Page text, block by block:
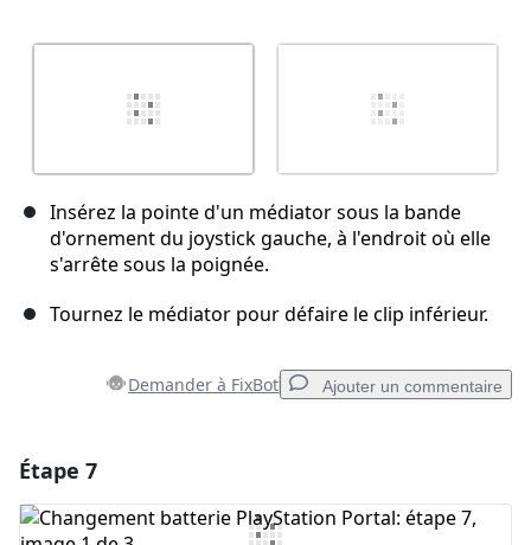
Insérez la pointe d'un médiator sous la bande
d'ornement du joystick gauche, à l'endroit où elle
s'arrête sous la poignée.
Tournez le médiator pour défaire le clip inférieur.
Demander à FixBot Ajouter un commentaire
Ajouter un commentaire
Étape 7